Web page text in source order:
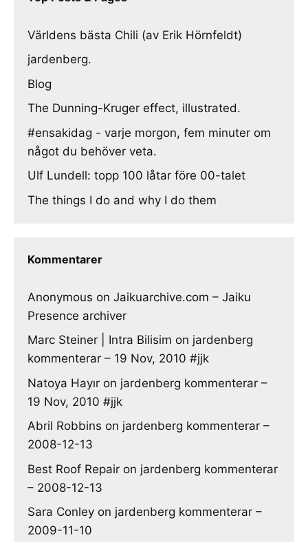
Världens bästa Chili (av Erik Hörnfeldt)
jardenberg.
Blog
The Dunning-Kruger effect, illustrated.
#ensakidag - varje morgon, fem minuter om
något du behöver veta.
Ulf Lundell: topp 100 låtar före 00-talet
The things I do and why I do them
Kommentarer
Anonymous on Jaikuarchive.com – Jaiku
Presence archiver
Marc Steiner | Intra Bilisim on jardenberg
kommenterar – 19 Nov, 2010 #jjk
Natoya Hayır on jardenberg kommenterar –
19 Nov, 2010 #jjk
Abril Robbins on jardenberg kommenterar –
2008-12-13
Best Roof Repair on jardenberg kommenterar
– 2008-12-13
Sara Conley on jardenberg kommenterar –
2009-11-10